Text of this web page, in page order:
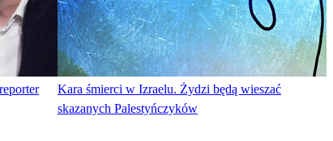
Kara śmierci w Izraelu. Żydzi będą wieszać
skazanych Palestyńczyków